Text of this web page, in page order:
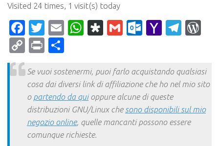
Visited 24 times, 1 visit(s) today
Facebook
Twitter
EmailWhatsApp
Diaspora
Gmail Yahoo
CopyPrint
Se vuoi sostenermi, puoi farlo acquistando qualsiasi
cosa dai diversi link di affiliazione che ho nel mio sito
o partendo da quioppure alcune di queste
distribuzioni GNU/Linux che sono disponibili sul mio
negozio online, quelle mancanti possono essere
comunque richieste.